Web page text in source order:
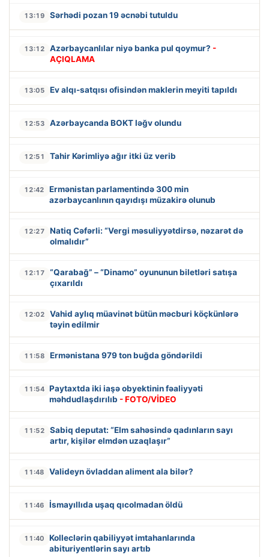
13:19 Sərhədi pozan 19 əcnəbi tutuldu
13:12 Azərbaycanlılar niyə banka pul qoymur? -
AÇIQLAMA
13:05 Ev alqı-satqısı ofisindən maklerin meyiti tapıldı
12:53 Azərbaycanda BOKT ləğv olundu
12:51 Tahir Kərimliyə ağır itki üz verib
12:42
Ermənistan parlamentində 300 min
azərbaycanlının qayıdışı müzakirə olunub
12:27
Natiq Cəfərli: “Vergi məsuliyyətdirsə, nəzarət də
olmalıdır”
12:17
“Qarabağ” – “Dinamo” oyununun biletləri satışa
çıxarıldı
12:02
Vahid aylıq müavinət bütün məcburi köçkünlərə
təyin edilmir
11:58 Ermənistana 979 ton buğda göndərildi
11:54 Paytaxtda iki iaşə obyektinin fəaliyyəti
məhdudlaşdırılıb - FOTO/VİDEO
11:52
Sabiq deputat: “Elm sahəsində qadınların sayı
artır, kişilər elmdən uzaqlaşır”
11:48 Valideyn övladdan aliment ala bilər?
11:46 İsmayıllıda uşaq qıcolmadan öldü
11:40
Kolleclərin qabiliyyət imtahanlarında
abituriyentlərin sayı artıb